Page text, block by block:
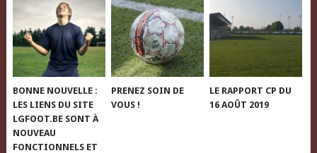
BONNE NOUVELLE :
LES LIENS DU SITE
LGFOOT.BE SONT À
NOUVEAU
FONCTIONNELS ET
PRENEZ SOIN DE
VOUS !
LE RAPPORT CP DU
16 AOÛT 2019